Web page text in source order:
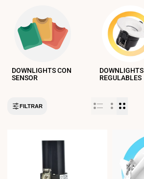
DOWNLIGHTS CON
SENSOR
DOWNLIGHTS
REGULABLES
FILTRAR